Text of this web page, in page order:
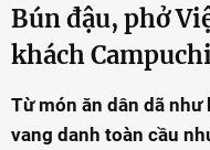
Bún đậu, phở
khách
Từ món ăn dân dã
vang danh toàn cầu